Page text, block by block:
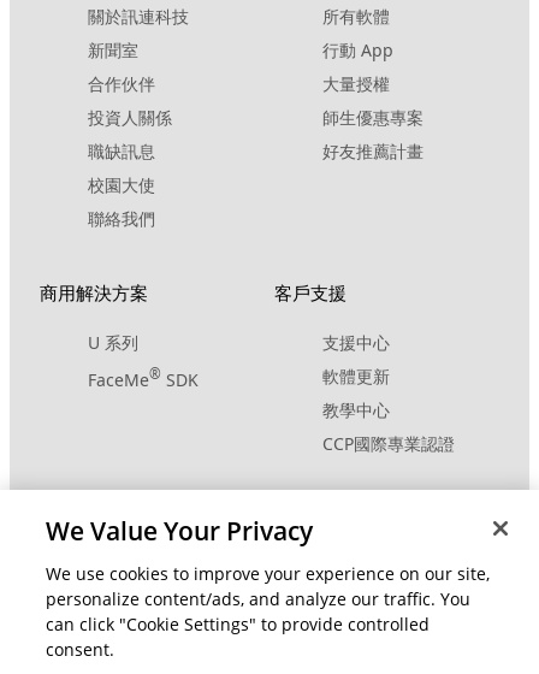
關於訊連科技
新聞室
合作伙伴
投資人關係
職缺訊息
校園大使
聯絡我們
所有軟體
行動 App
大量授權
師生優惠專案
好友推薦計畫
商用解決方案
U 系列
FaceMe® SDK
客戶支援
支援中心
軟體更新
教學中心
CCP國際專業認證
社群資源
會員專區
部落格
關注我們
We Value Your Privacy
We use cookies to improve your experience on our site,
personalize content/ads, and analyze our traffic. You
can click "Cookie Settings" to provide controlled
consent.